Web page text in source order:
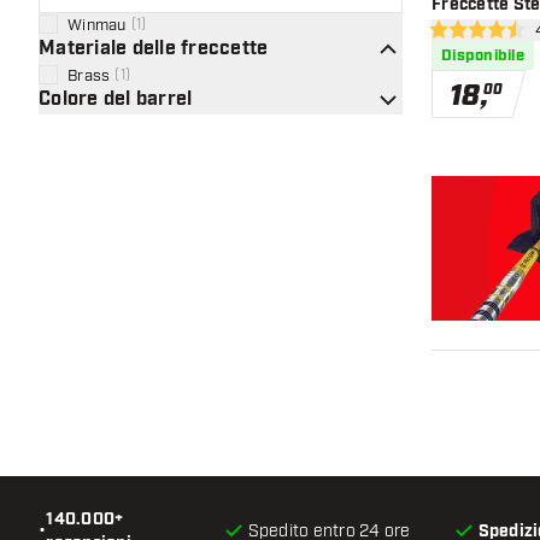
Winmau 1
Materiale delle freccette
Brass 1
Colore del barrel
Freccette
4.5 stelle di
Disponibile
18,00
•
140.000+
Spedito entro 24 ore